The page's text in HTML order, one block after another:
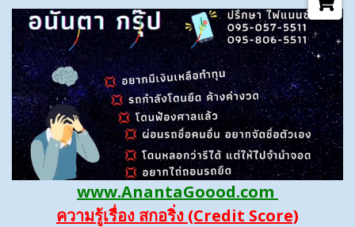
www.AnantaGoood.com
ความรู้เรื่อง สกอริ่ง (Credit Score)